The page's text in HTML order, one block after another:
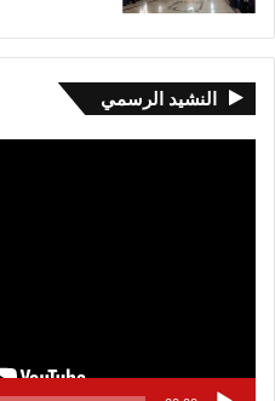
النشيد الرسمي